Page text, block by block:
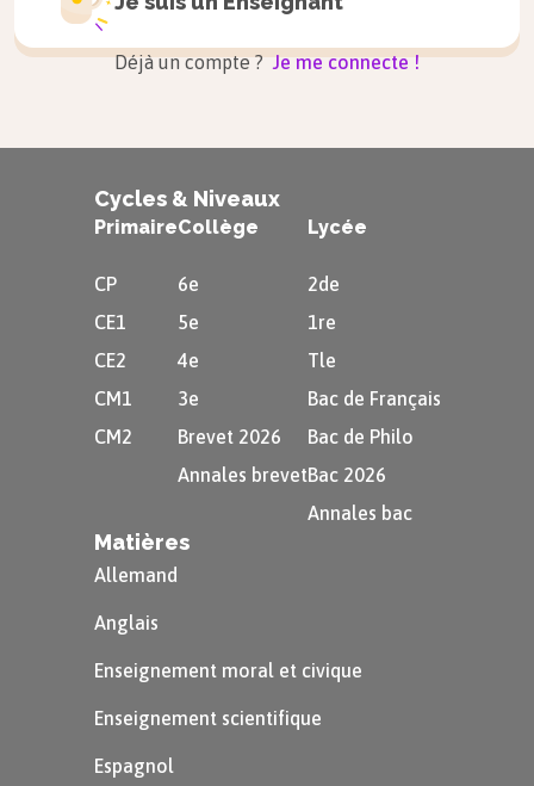
Déjà un compte ? Je me connecte !
Cycles & Niveaux
Primaire
CP
CE1
CE2
CM1
CM2
Collège
6e
5e
4e
3e
Brevet 2026
Annales brevet
Lycée
2de
1re
Tle
Bac de Français
Bac de Philo
Bac 2026
Annales bac
Matières
Allemand
Anglais
Enseignement moral et civique
Enseignement scientifique
Espagnol